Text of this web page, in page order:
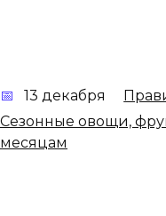
13 декабря
Сезонные овощи,
месяцам